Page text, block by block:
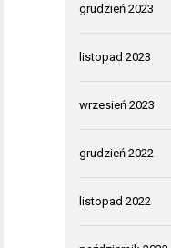
grudzień 2023
listopad 2023
wrzesień 2023
grudzień 2022
listopad 2022